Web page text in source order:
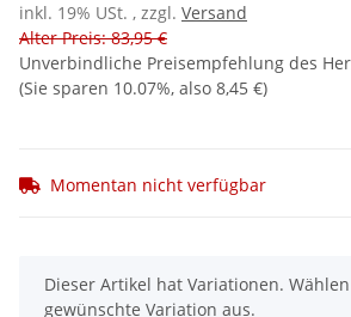
inkl. 19% USt. , zzgl. Versand
Alter Preis: 83,95 €
Unverbindliche Preisempfehlung des
(Sie sparen 10.07%, also 8,45 €)
Momentan nicht verfügbar
x
Dieser Artikel hat Variationen.
gewünschte Variation aus.